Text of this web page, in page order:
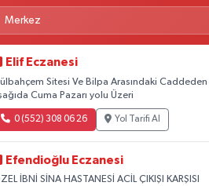
Elif Eczanesi
Sitesi Ve Bilpa Arasındaki
Cuma Pazarı yolu Üzeri
0 (552) 308 06 26 Yol Tarifi Al
Efendioğlu Eczanesi
İBNİ SİNA HASTANESİ ACİL ÇIKIŞI KARŞISI